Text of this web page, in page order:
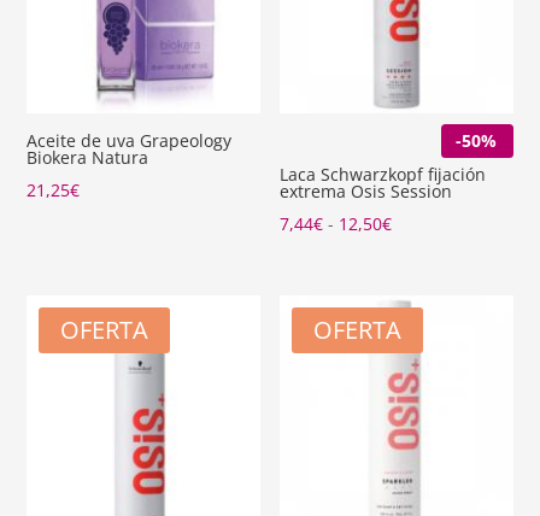
Aceite de uva Grapeology
Biokera Natura
21,25€
-50%
Laca Schwarzkopf fijación
extrema Osis Session
7,44€ - 12,50€Rango
desde
7,44€
hasta
12,50€
OFERTA OFERTA